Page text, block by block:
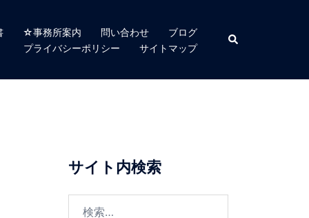
☆事務所案内 問い合わせ
ブログ
プライバシーポリシー
サイトマップ
検
索
サイト内検索